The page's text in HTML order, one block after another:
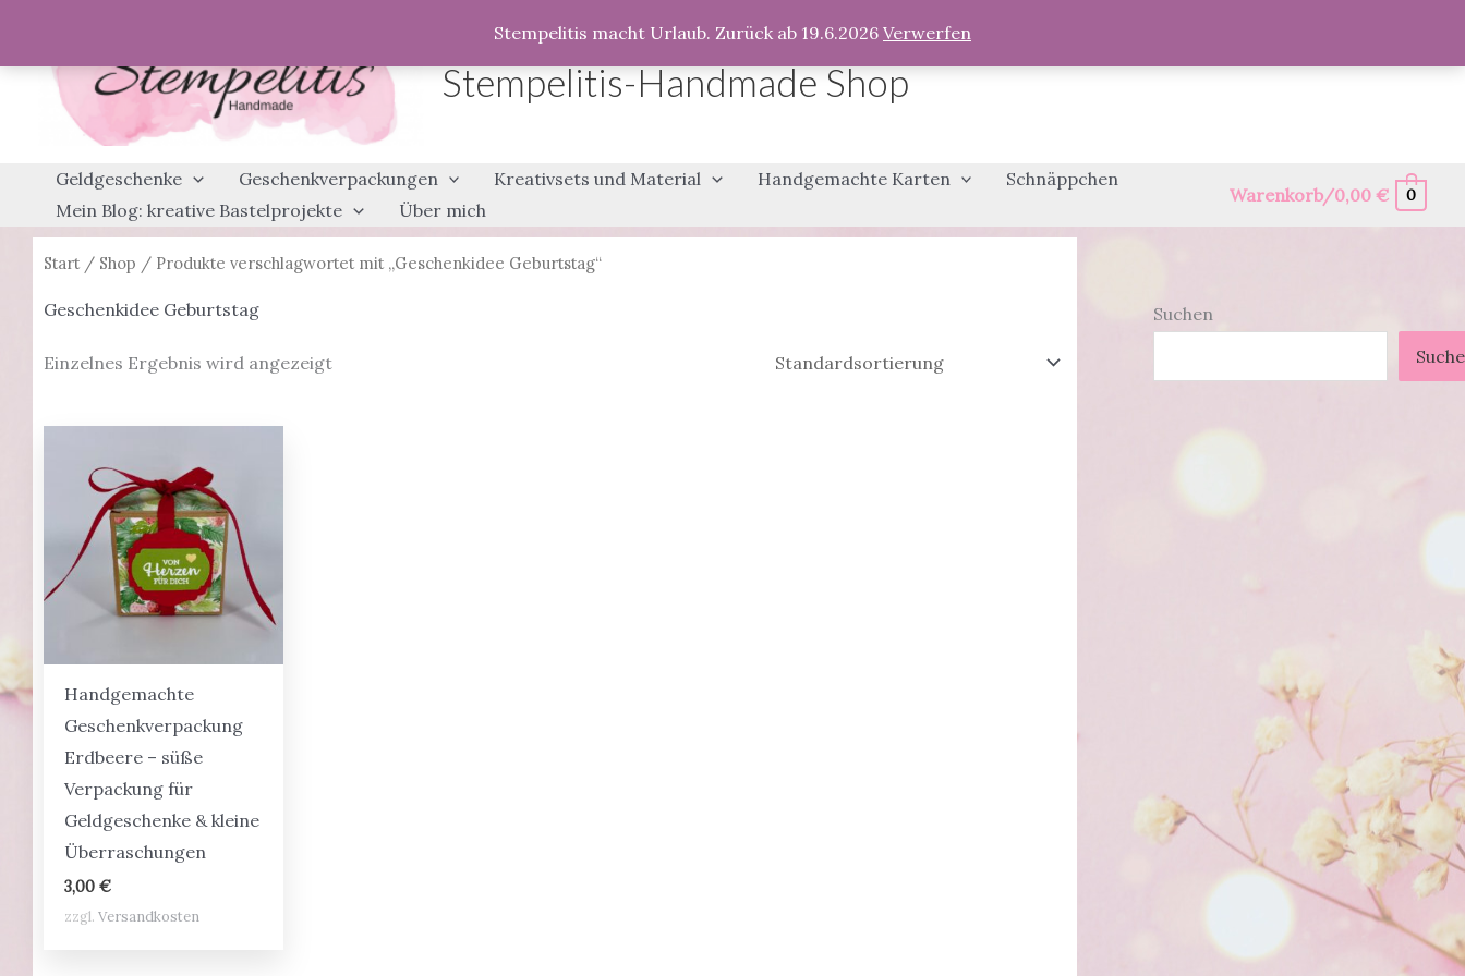
Stempelitis macht Urlaub. Zurück ab 19.6.2026 Verwerfen
springen
Stempelitis-Handmade Shop
Geldgeschenke Geschenkverpackungen Kreativsets und Material Handgemachte Karten
Schnäppchen
Mein Blog: kreative Bastelprojekte
Über mich
Warenkorb/0,00€ 0
Start / Shop / Produkte verschlagwortet mit „Geschenkidee Geburtstag“
Geschenkidee Geburtstag
Einzelnes Ergebnis wird angezeigt
Handgemachte
Geschenkverpackung
Erdbeere – süße
Verpackung für
Geldgeschenke & kleine
Überraschungen
3,00€
zzgl.Versandkosten
Suchen